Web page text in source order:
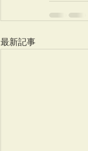
最新記事